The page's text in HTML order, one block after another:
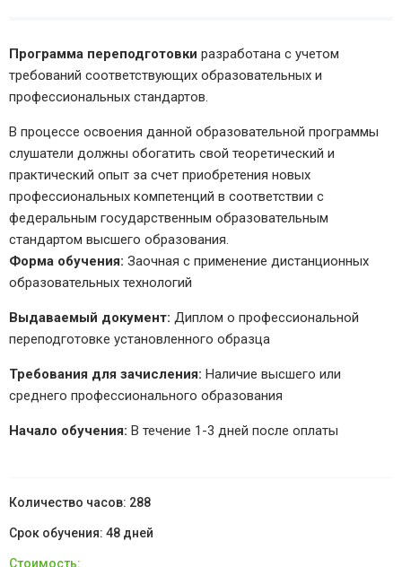
Программа переподготовки разработана с учетом
требований соответствующих образовательных и
профессиональных стандартов.
В процессе освоения данной образовательной программы
слушатели должны обогатить свой теоретический и
практический опыт за счет приобретения новых
профессиональных компетенций в соответствии с
федеральным государственным образовательным
стандартом высшего образования.
Форма обучения: Заочная с применение дистанционных
образовательных технологий
Выдаваемый документ: Диплом о профессиональной
переподготовке установленного образца
Требования для зачисления: Наличие высшего или
среднего профессионального образования
Начало обучения: В течение 1-3 дней после оплаты
288
48 дней